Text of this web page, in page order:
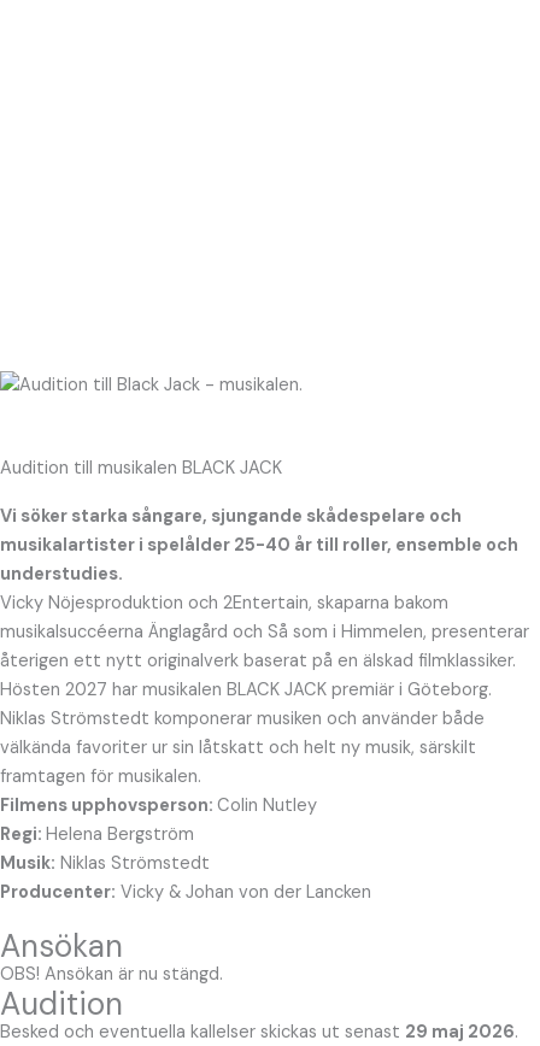
Audition till musikalen BLACK JACK
Vi söker starka sångare, sjungande skådespelare och
musikalartister i spelålder 25-40 år till roller, ensemble och
understudies.
Vicky Nöjesproduktion och 2Entertain, skaparna bakom
musikalsuccéerna Änglagård och Så som i Himmelen, presenterar
återigen ett nytt originalverk baserat på en älskad filmklassiker.
Hösten 2027 har musikalen BLACK JACK premiär i Göteborg.
Niklas Strömstedt komponerar musiken och använder både
välkända favoriter ur sin låtskatt och helt ny musik, särskilt
framtagen för musikalen.
Filmens upphovsperson: Colin Nutley
Regi: Helena Bergström
Musik: Niklas Strömstedt
Producenter: Vicky & Johan von der Lancken
Ansökan
OBS! Ansökan är nu stängd.
Audition
Besked och eventuella kallelser skickas ut senast 29 maj 2026.